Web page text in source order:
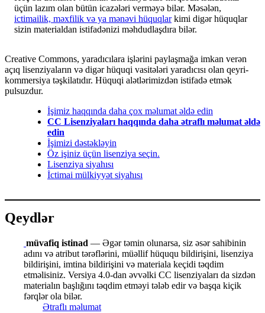
üçün lazım olan bütün icazələri verməyə bilər. Məsələn,
ictimailik, məxfilik və ya mənəvi hüquqlarkimi digər hüquqlar
sizin materialdan istifadənizi məhdudlaşdıra bilər.
Creative Commons, yaradıcılara işlərini paylaşmağa imkan verən
açıq lisenziyaların və digər hüquqi vasitələri yaradıcısı olan qeyri-
kommersiya təşkilatıdır. Hüquqi alətlərimizdən istifadə etmək
pulsuzdur.
İşimiz haqqında daha çox məlumat əldə edin
CC Lisenziyaları haqqında daha ətraflı məlumat əldə
edin
İşimizi dəstəkləyin
Öz işiniz üçün lisenziya seçin.
Lisenziya siyahısı
İctimai mülkiyyət siyahısı
Qeydlər
müvafiq istinad — Əgər təmin olunarsa, siz əsər sahibinin
adını və atribut tərəflərini, müəllif hüququ bildirişini, lisenziya
bildirişini, imtina bildirişini və materiala keçidi təqdim
etməlisiniz. Versiya 4.0-dan əvvəlki CC lisenziyaları da sizdən
materialın başlığını təqdim etməyi tələb edir və başqa kiçik
fərqlər ola bilər.
Ətraflı məlumat